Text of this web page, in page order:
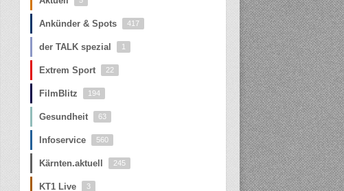
Ankünder & Spots 417
der TALK spezial 1
Extrem Sport 22
FilmBlitz 194
Gesundheit 63
Infoservice 560
Kärnten.aktuell 245
KT1 Live 3